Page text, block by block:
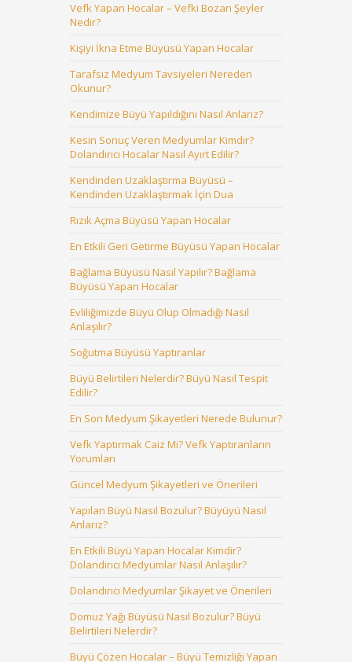
Vefk Yapan Hocalar – Vefki Bozan Şeyler
Nedir?
Kişiyi İkna Etme Büyüsü Yapan Hocalar
Tarafsız Medyum Tavsiyeleri Nereden
Okunur?
Kendimize Büyü Yapıldığını Nasıl Anlarız?
Kesin Sonuç Veren Medyumlar Kimdir?
Dolandırıcı Hocalar Nasıl Ayırt Edilir?
Kendinden Uzaklaştırma Büyüsü –
Kendinden Uzaklaştırmak İçin Dua
Rızık Açma Büyüsü Yapan Hocalar
En Etkili Geri Getirme Büyüsü Yapan Hocalar
Bağlama Büyüsü Nasıl Yapılır? Bağlama
Büyüsü Yapan Hocalar
Evliliğimizde Büyü Olup Olmadığı Nasıl
Anlaşılır?
Soğutma Büyüsü Yaptıranlar
Büyü Belirtileri Nelerdir? Büyü Nasıl Tespit
Edilir?
En Son Medyum Şikayetleri Nerede Bulunur?
Vefk Yaptırmak Caiz Mi? Vefk Yaptıranların
Yorumları
Güncel Medyum Şikayetleri ve Önerileri
Yapılan Büyü Nasıl Bozulur? Büyüyü Nasıl
Anlarız?
En Etkili Büyü Yapan Hocalar Kimdir?
Dolandırıcı Medyumlar Nasıl Anlaşılır?
Dolandırıcı Medyumlar Şikayet ve Önerileri
Domuz Yağı Büyüsü Nasıl Bozulur? Büyü
Belirtileri Nelerdir?
Büyü Çözen Hocalar – Büyü Temizliği Yapan